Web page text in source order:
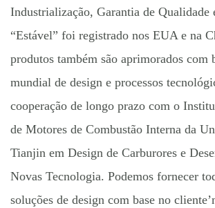
Industrialização, Garantia de Qualidade
“Estável” foi registrado nos EUA e na
produtos também são aprimorados com
mundial de design e processos
cooperação de longo prazo com o
de Motores de Combustão Interna da
Tianjin em Design de Carburores e
Novas Tecnologia. Podemos fornecer
soluções de design com base no